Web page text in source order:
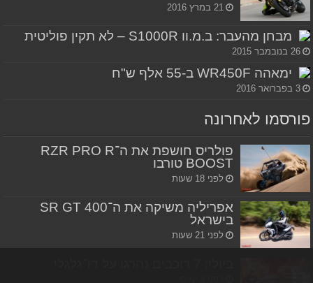
21 במרץ 2016
מבחן מהעבר: ב.מ.וו S1000R – לא תקין פוליטית
26 בנובמבר 2015
ימאהה WR450F ב-55 אלף ש"ח
3 בפברואר 2016
פורסמו לאחרונה
פולריס חושפת את ה־RZR PRO R
BOOST טורבו
לפני 18 שעות
אפריליה משיקה את ה־SR GT 400
בישראל
לפני 21 שעות